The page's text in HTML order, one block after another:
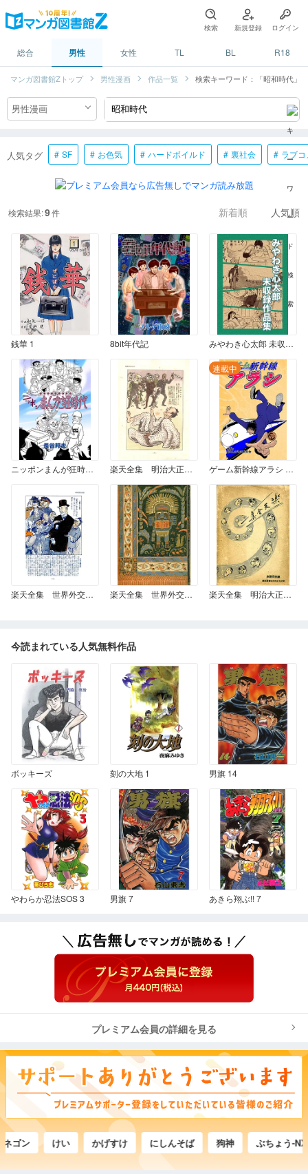
検索 新規登録 ログイン
総合 男性 女性 TL BL R18
マンガ図書館Zトップ 男性漫画 作品一覧 検索キーワード：「昭和時代」
人気タグ SF お色気 ハードボイルド 裏社会 ラブコ
検索結果:9件 新着順 人気順
銭華 1 8bit年代記 みやわき心太郎 未収録作品集
ニッポンまんが狂時代 1 楽天全集 明治大正昭和社會漫画集 (2)
連載中
ゲーム新幹線アラシ 第一話 Crying光エクスプレス
楽天全集 世界外交戦争漫画集 （2） 楽天全集 世界外交戦争漫画集 （1） 楽天全集 明治大正昭和社會漫画集 (1)
今読まれている人気無料作品
ボッキーズ 刻の大地 1 男旗 14
やわらか忍法SOS 3 男旗 7 あきら翔ぶ!! 7
プレミアム会員の詳細を見る
けい かげすけ にしんそば 狗神 ぶちょう-NX